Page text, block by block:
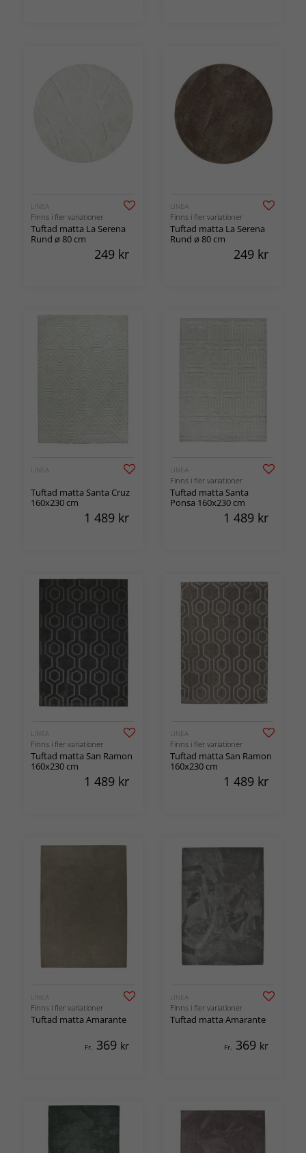
LINEA
Finns i fler variationer
Tuftad matta La Serena
Rund ø 80 cm
249 kr
LINEA
Finns i fler variationer
Tuftad matta La Serena
Rund ø 80 cm
249 kr
LINEA
Tuftad matta Santa Cruz
160x230 cm
1 489 kr
LINEA
Finns i fler variationer
Tuftad matta Santa
Ponsa 160x230 cm
1 489 kr
LINEA
Finns i fler variationer
Tuftad matta San Ramon
160x230 cm
1 489 kr
LINEA
Finns i fler variationer
Tuftad matta San Ramon
160x230 cm
1 489 kr
LINEA
Finns i fler variationer
Tuftad matta Amarante
Fr. 369 kr
LINEA
Finns i fler variationer
Tuftad matta Amarante
Fr. 369 kr